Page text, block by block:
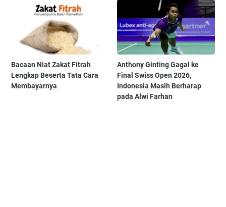
Bacaan Niat Zakat Fitrah
Lengkap Beserta Tata Cara
Membayarnya
Anthony Ginting Gagal ke
Final Swiss Open 2026,
Indonesia Masih Berharap
pada Alwi Farhan